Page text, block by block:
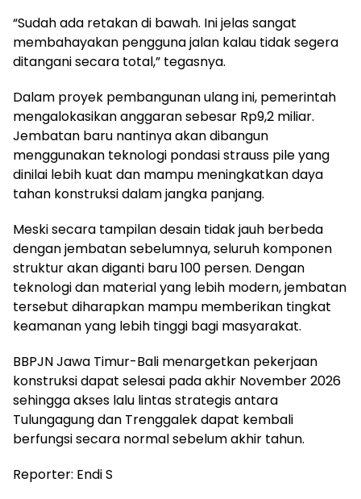
“Sudah ada retakan di bawah. Ini jelas sangat
membahayakan pengguna jalan kalau tidak segera
ditangani secara total,” tegasnya.
Dalam proyek pembangunan ulang ini, pemerintah
mengalokasikan anggaran sebesar Rp9,2 miliar.
Jembatan baru nantinya akan dibangun
menggunakan teknologi pondasi strauss pile yang
dinilai lebih kuat dan mampu meningkatkan daya
tahan konstruksi dalam jangka panjang.
Meski secara tampilan desain tidak jauh berbeda
dengan jembatan sebelumnya, seluruh komponen
struktur akan diganti baru 100 persen. Dengan
teknologi dan material yang lebih modern, jembatan
tersebut diharapkan mampu memberikan tingkat
keamanan yang lebih tinggi bagi masyarakat.
BBPJN Jawa Timur-Bali menargetkan pekerjaan
konstruksi dapat selesai pada akhir November 2026
sehingga akses lalu lintas strategis antara
Tulungagung dan Trenggalek dapat kembali
berfungsi secara normal sebelum akhir tahun.
Reporter: Endi S